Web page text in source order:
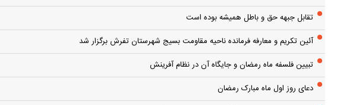
تقابل جبهه حق و باطل همیشه بوده است
آئین تکریم و معارفه فرمانده ناحیه مقاومت بسیج شهرستان تفرش برگزار شد
تبیین فلسفه ماه رمضان و جایگاه آن در نظام آفرینش
دعای روز اول ماه مبارک رمضان